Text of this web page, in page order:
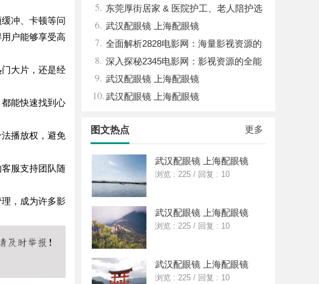
冲、卡顿等问
户能够享受高
大片，还是经
能快速找到心
播放权，避免
服支持团队随
，成为许多影
眉眼唇，才是你整张脸的点睛之笔！淡颜系
女生的气质加分项
5. 东莞厚街居家 & 医院护工、老人陪护选
购民生参考指南
6. 武汉配眼镜 上海配眼镜
7. 全面解析2828电影网：海量影视资源的
优质观看平台
8. 深入探秘2345电影网：影视资源的全能
平台解析
9. 武汉配眼镜 上海配眼镜
10.武汉配眼镜 上海配眼镜
更多
图文热点
武汉配眼镜 上海配眼镜
浏览 : 225 / 回复 : 10
武汉配眼镜 上海配眼镜
浏览 : 225 / 回复 : 10
武汉配眼镜 上海配眼镜
浏览 : 225 / 回复 : 10